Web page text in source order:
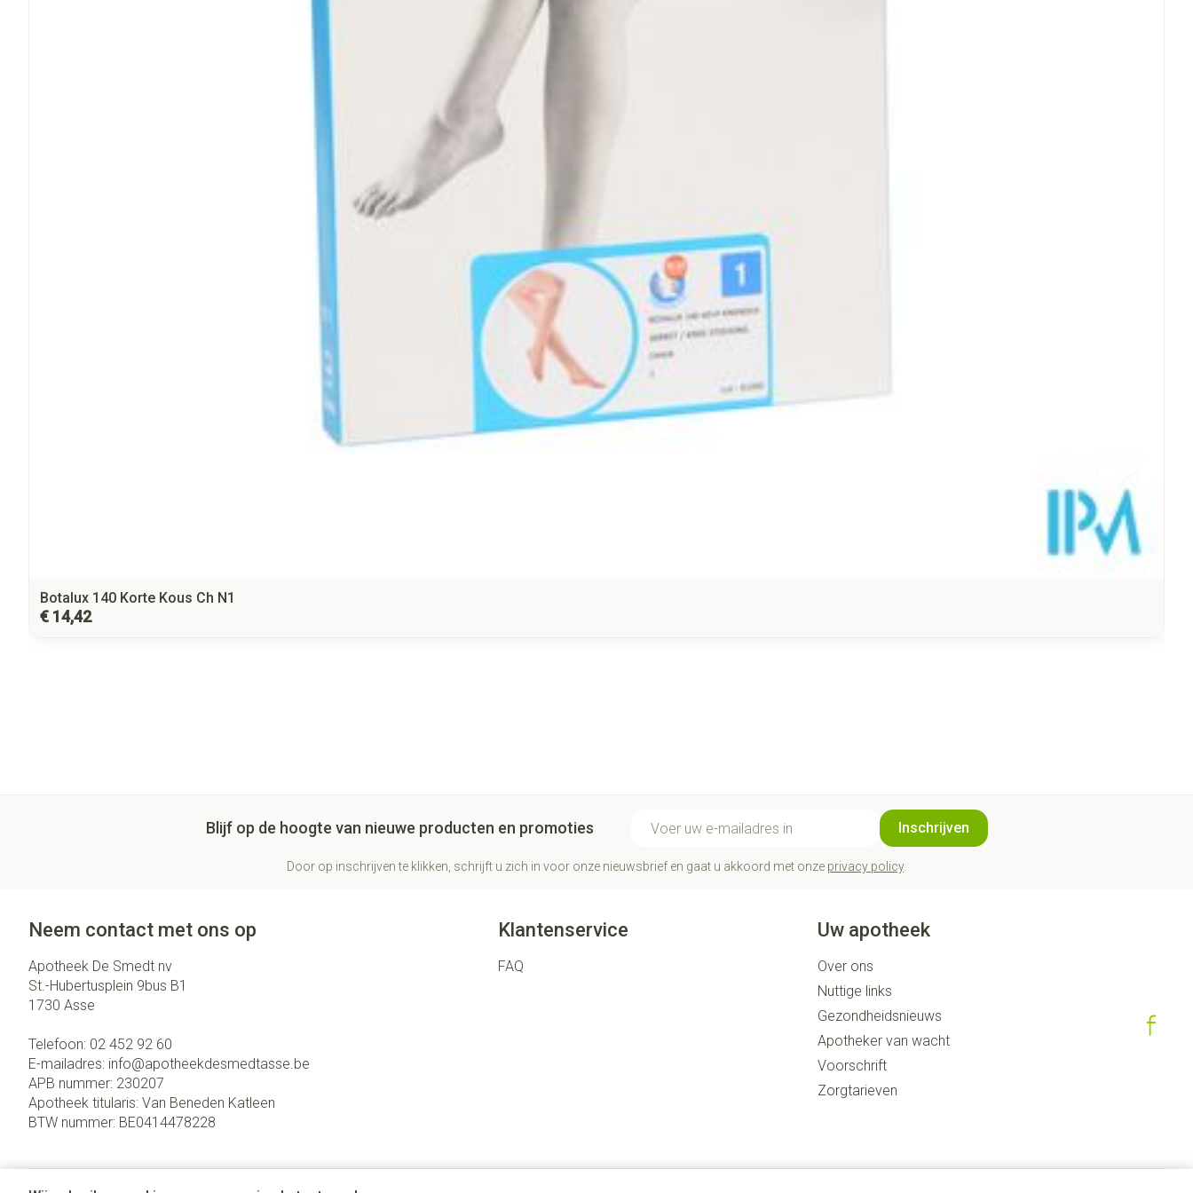
Botalux 140 Korte Kous Ch N1
€ 14,42
Blijf op de hoogte van nieuwe producten en promoties Inschrijven
Door op inschrijven te klikken, schrijft u zich in voor onze nieuwsbrief en gaat u akkoord met onze privacy policy.
Neem contact met ons op
Apotheek De Smedt nv
St.-Hubertusplein 9bus B1
1730 Asse
Telefoon: 02 452 92 60
E-mailadres: info@apotheekdesmedtasse.be
APB nummer: 230207
Apotheek titularis: Van Beneden Katleen
BTW nummer: BE0414478228
Klantenservice
FAQ
Uw apotheek
Over ons
Nuttige links
Gezondheidsnieuws
Apotheker van wacht
Voorschrift
Zorgtarieven